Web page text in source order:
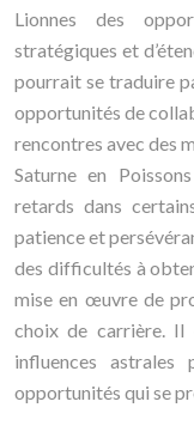
Lionnes des
stratégiques et
pourrait se traduire
opportunités de
rencontres avec des
Saturne en
retards dans
patience et
des difficultés à
mise en œuvre de
choix de carrière. Il
influences
opportunités qui se